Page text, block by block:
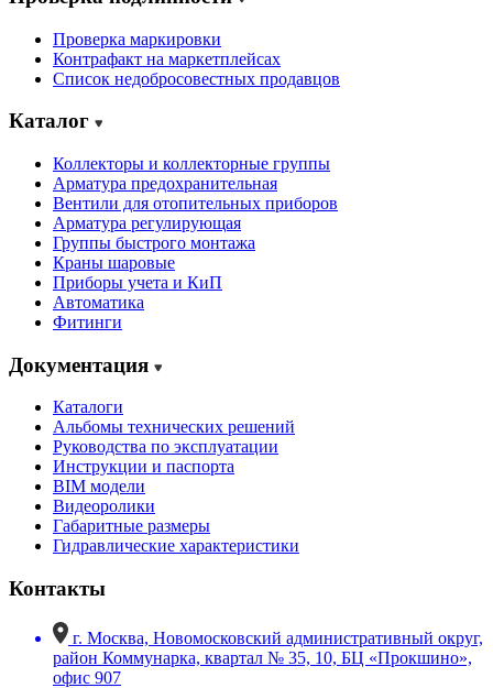
Проверка маркировки
Контрафакт на маркетплейсах
Cписок недобросовестных продавцов
Каталог
Коллекторы и коллекторные группы
Арматура предохранительная
Вентили для отопительных приборов
Арматура регулирующая
Группы быстрого монтажа
Краны шаровые
Приборы учета и КиП
Автоматика
Фитинги
Документация
Каталоги
Альбомы технических решений
Руководства по эксплуатации
Инструкции и паспорта
BIM модели
Видеоролики
Габаритные размеры
Гидравлические характеристики
Контакты
г. Москва, Новомосковский административный округ,
район Коммунарка, квартал № 35, 10, БЦ «Прокшино»,
офис 907